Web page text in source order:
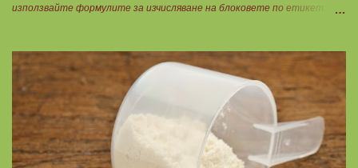
използвайте формулите за изчисляване на блоковете по етикет:
въглехидрати в 100 г = количеството въглехидрати за 1 блок.
Мазнини: 150 : количеството мазнини в 100 г продукт = мазнините за
1 блок.